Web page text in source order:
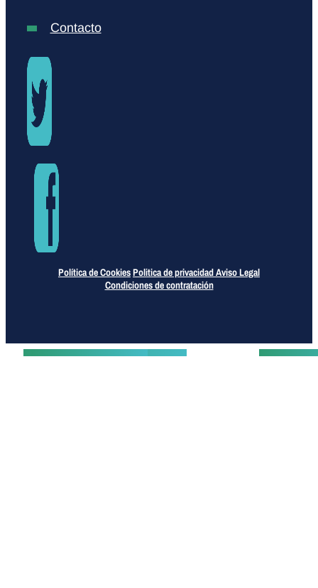
Contacto
Política de CookiesPolitica de privacidadAviso Legal
Condiciones de contratación